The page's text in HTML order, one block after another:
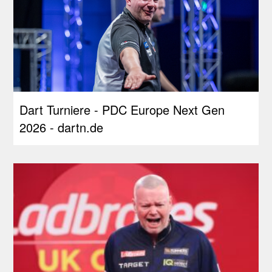
Dart Turniere - PDC Europe Next Gen
2026 - dartn.de